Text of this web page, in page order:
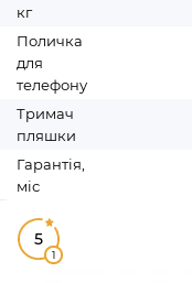
кг
Поличка
для
телефону
Тримач
пляшки
Гарантія,
міс
5
1